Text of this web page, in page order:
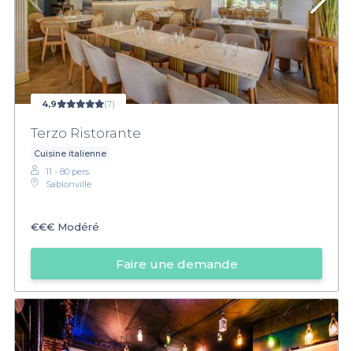
4,9 (7)
Terzo Ristorante
Cuisine italienne
11 - 80 pers.
Sablonville
€€€ Modéré
Faire une demande